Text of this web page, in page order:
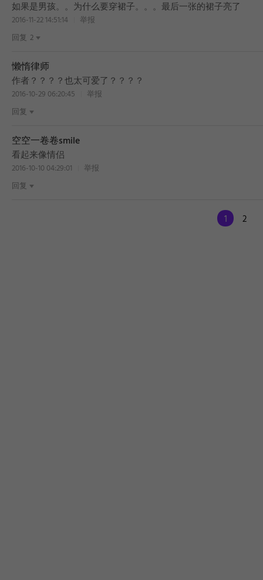
如果是男孩。。为什么要穿裙子。。。最后一张的裙子亮了
2016-11-22 14:51:14
举报
回复 2
懒惰律师
作者？？？？也太可爱了？？？？
2016-10-29 06:20:45
举报
回复
空空一卷卷smile
看起来像情侣
2016-10-10 04:29:01
举报
回复
1 2